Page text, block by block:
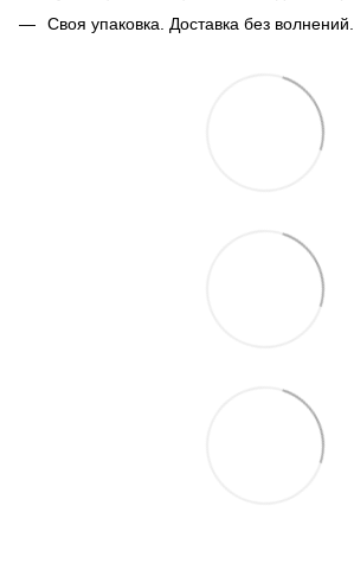
Своя упаковка. Доставка без волнений.